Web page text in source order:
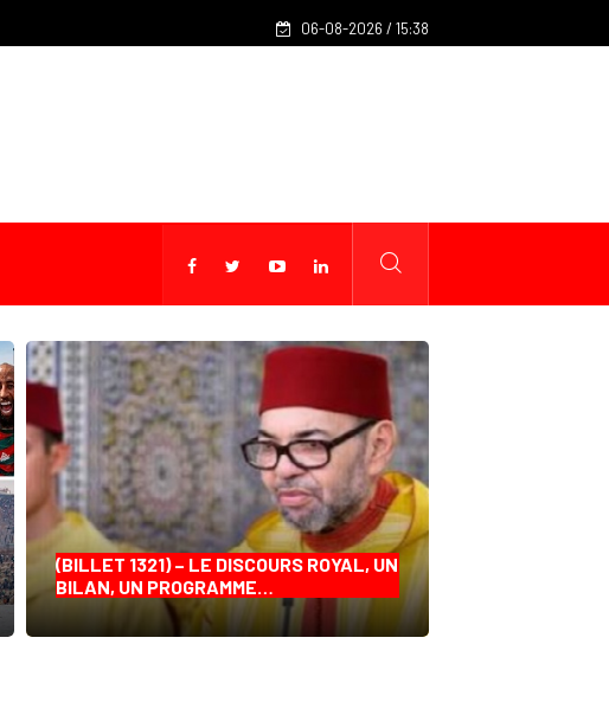
Mohamed Salah rejoint Trabzonspor après neuf saisons à
06-08-2026 / 15:38
(BILLET 1321) – LE DISCOURS ROYAL, UN
BILAN, UN PROGRAMME…